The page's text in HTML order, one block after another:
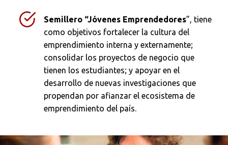
Semillero “Jóvenes Emprendedores”, tiene
como objetivos fortalecer la cultura del
emprendimiento interna y externamente;
consolidar los proyectos de negocio que
tienen los estudiantes; y apoyar en el
desarrollo de nuevas investigaciones que
propendan por afianzar el ecosistema de
emprendimiento del país.